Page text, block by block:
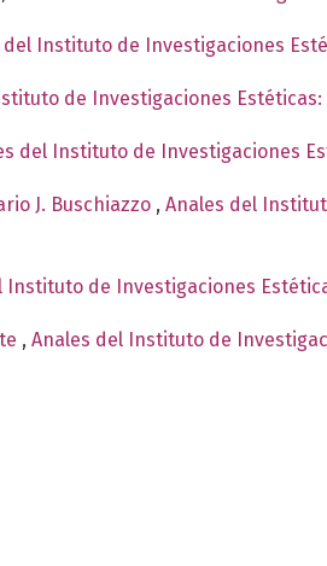
del Instituto de Investigaciones
de Investigaciones Estéticas:
del Instituto de Investigaciones
J. Buschiazzo , Anales del
Instituto de Investigaciones
, Anales del Instituto de